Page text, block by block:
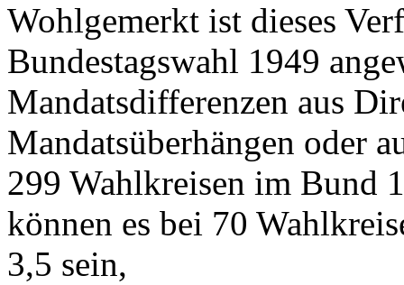
Wohlgemerkt ist dieses
Bundestagswahl 1949
Mandatsdifferenzen aus
Mandatsüberhängen oder
299 Wahlkreisen im Bund
können es bei 70
3,5 sein,